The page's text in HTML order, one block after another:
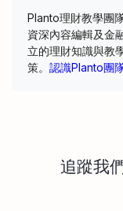
Planto理財教學團
資深內容編輯及金
立的理財知識與教
策。 認識Planto團
追蹤我